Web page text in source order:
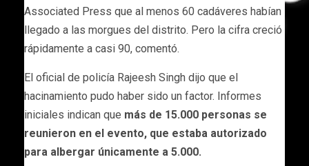
Associated Press que al menos 60 cadáveres habían
llegado a las morgues del distrito. Pero la cifra creció
rápidamente a casi 90, comentó.
El oficial de policía Rajeesh Singh dijo que el
hacinamiento pudo haber sido un factor. Informes
iniciales indican que más de 15.000 personas se
reunieron en el evento, que estaba autorizado
para albergar únicamente a 5.000.